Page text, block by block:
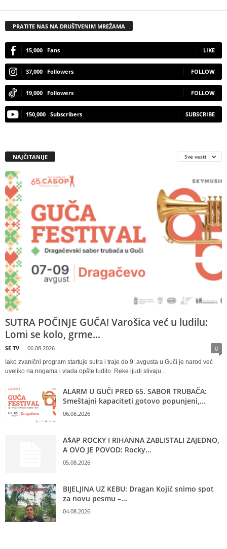
PRATITE NAS NA DRUŠTVENIM MREŽAMA
15,000 Fans LIKE
37,000 Followers FOLLOW
19,000 Followers FOLLOW
150,000 Subscribers SUBSCRIBE
NAJČITANIJE Sve vesti
SUTRA POČINJE GUČA! Varošica već u ludilu:
Lomi se kolo, grme...
SE TV - 06.08.2026 0
Iako zvanični program startuje sutra i traje do 9. avgusta u Guči je narod već
uveliko na nogama i vlada opšte ludilo Reke ljudi slivaju...
ALARM U GUČI PRED 65. SABOR TRUBAČA:
Smeštajni kapaciteti gotovo popunjeni,...
06.08.2026
A$AP ROCKY I RIHANNA ZABLISTALI ZAJEDNO,
A OVO JE POVOD: Rocky...
05.08.2026
BIJELJINA UZ KEBU: Dragan Kojić snimo spot
za novu pesmu –...
04.08.2026